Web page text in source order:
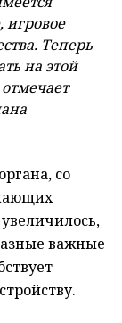
игровое
Теперь
на этой
со
важные